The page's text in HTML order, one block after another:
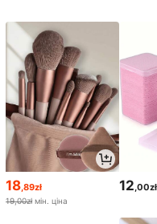
18 ,89zł
19,00zł мін. ціна
12 ,00zł